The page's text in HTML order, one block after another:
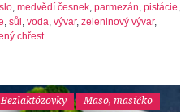
, medvědí česnek, parmezán, pistácie,
, sůl, voda, vývar, zeleninový vývar,
chřest
Bezlaktózovky
Maso, masíčko